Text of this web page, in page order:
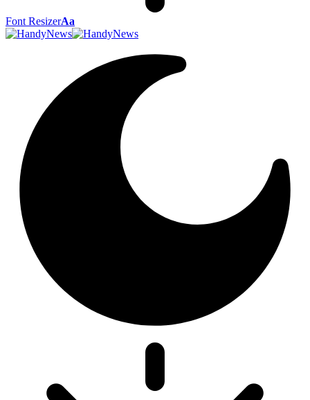
Font ResizerAa